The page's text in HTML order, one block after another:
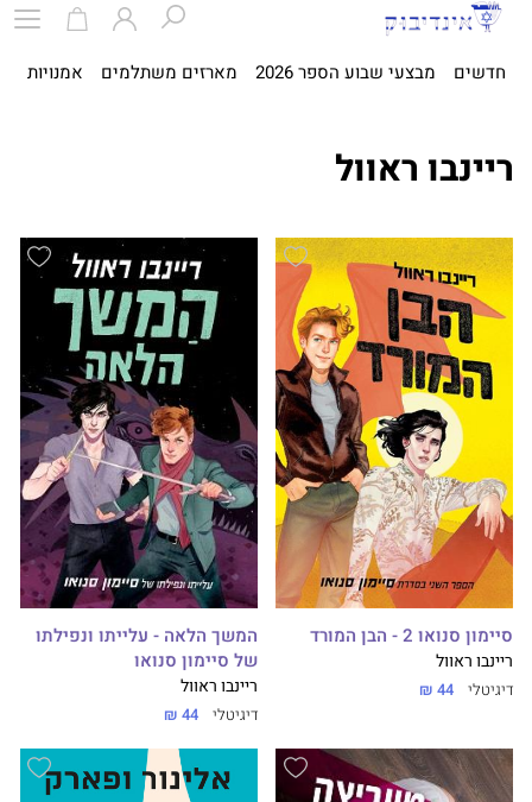
חדשים מבצעי שבוע הספר 2026 מארזים משתלמים אמנויות
ריינבו ראוול
סיימון סנואו 2 - הבן המורד
ריינבו ראוול
דיגיטלי 44 ₪
המשך הלאה - עלייתו ונפילתו
של סיימון סנואו
ריינבו ראוול
דיגיטלי 44 ₪